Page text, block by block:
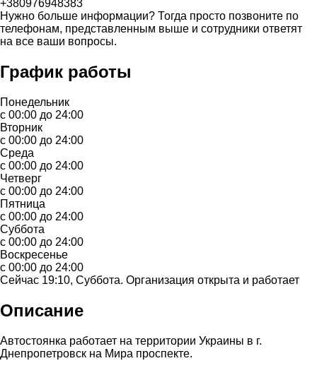
+380976948383
Нужно больше информации? Тогда просто позвоните по
телефонам, представленным выше и сотрудники ответят
на все ваши вопросы.
График работы
Понедельник
с 00:00 до 24:00
Вторник
с 00:00 до 24:00
Среда
с 00:00 до 24:00
Четверг
с 00:00 до 24:00
Пятница
с 00:00 до 24:00
Суббота
с 00:00 до 24:00
Воскресенье
с 00:00 до 24:00
Сейчас 19:10, Суббота. Организация открыта и работает
Описание
Автостоянка работает на территории Украины в г.
Днепропетровск на Мира проспекте.